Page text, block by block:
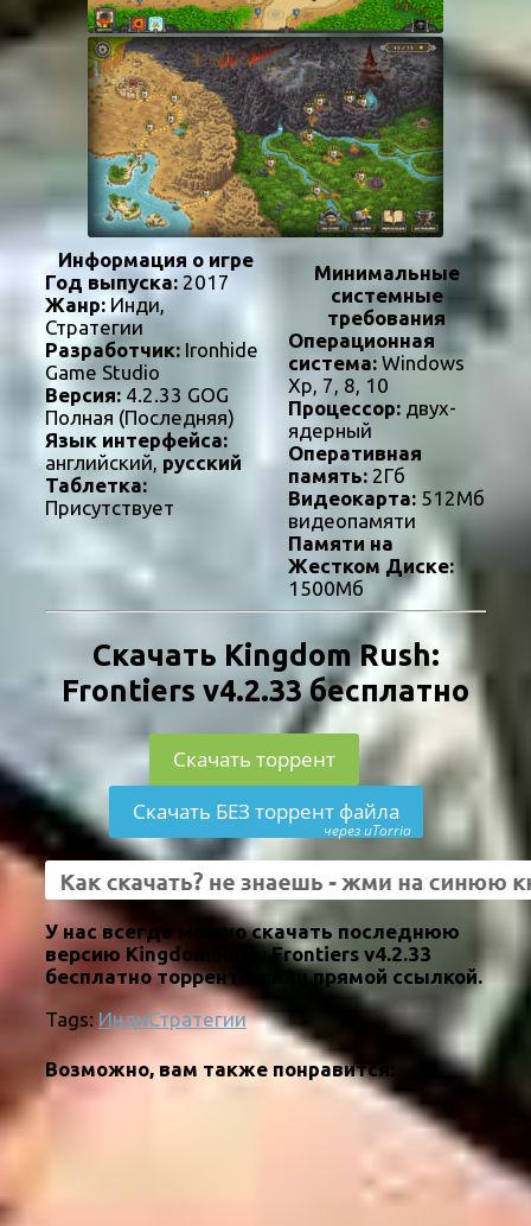
Информация о игре
Год выпуска: 2017
Жанр: Инди,
Стратегии
Разработчик: Ironhide
Game Studio
Версия: 4.2.33 GOG
Полная (Последняя)
Язык интерфейса:
английский, русский
Таблетка:
Присутствует
Минимальные
системные
требования
Операционная
система:Windows
Xp, 7, 8, 10
Процессор:двух-
ядерный
Оперативная
память:2Гб
Видеокарта:512Мб
видеопамяти
Памяти на
Жестком Диске:
1500Мб
Скачать Kingdom Rush:
Frontiers v4.2.33 бесплатно
Скачать торрент
Скачать БЕЗ торрент файла
через uTorria
У нас всегда можно скачать последнюю
версию Kingdom Rush: Frontiers v4.2.33
бесплатно торрентом или прямой ссылкой.
Tags: ИндиСтратегии
Возможно, вам также понравится: